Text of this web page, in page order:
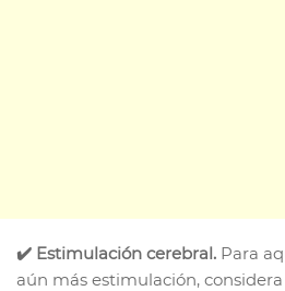
✔️ Estimulación cerebral. Para
aún más estimulación,